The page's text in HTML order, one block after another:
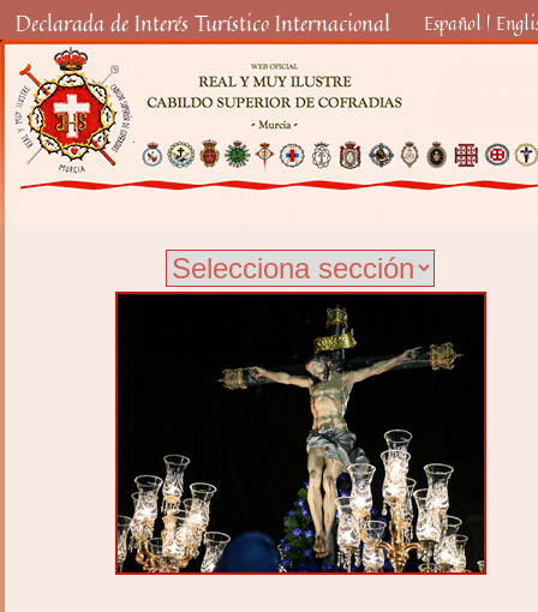
Declarada de Interés Turístico Internacional Español |